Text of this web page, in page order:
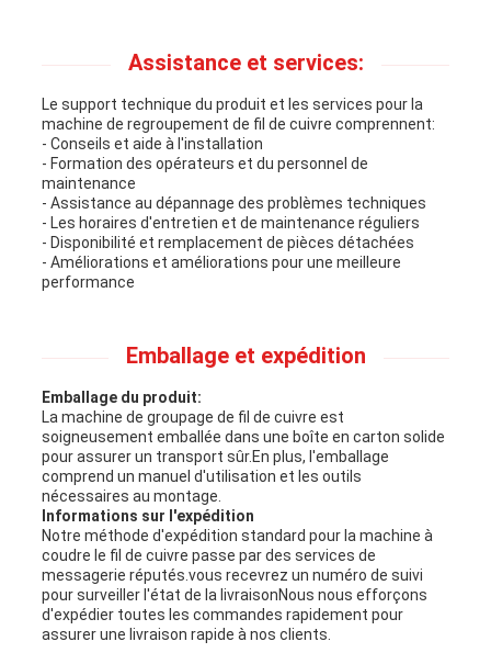
Assistance et services:
Le support technique du produit et les services pour la
machine de regroupement de fil de cuivre comprennent:
- Conseils et aide à l'installation
- Formation des opérateurs et du personnel de
maintenance
- Assistance au dépannage des problèmes techniques
- Les horaires d'entretien et de maintenance réguliers
- Disponibilité et remplacement de pièces détachées
- Améliorations et améliorations pour une meilleure
performance
Emballage et expédition
Emballage du produit:
La machine de groupage de fil de cuivre est
soigneusement emballée dans une boîte en carton solide
pour assurer un transport sûr.En plus, l'emballage
comprend un manuel d'utilisation et les outils
nécessaires au montage.
Informations sur l'expédition
Notre méthode d'expédition standard pour la machine à
coudre le fil de cuivre passe par des services de
messagerie réputés.vous recevrez un numéro de suivi
pour surveiller l'état de la livraisonNous nous efforçons
d'expédier toutes les commandes rapidement pour
assurer une livraison rapide à nos clients.